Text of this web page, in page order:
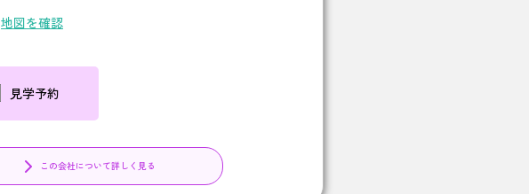
地図を確認
見学予約
この会社について詳しく見る